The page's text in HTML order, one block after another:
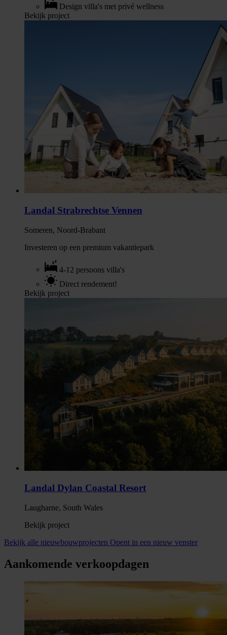
Design villa's met privé wellness
Bekijk project
Landal Strabrechtse Vennen
Someren, Noord-Brabant
Investeren op een premium vakantiepark
4-12 persoons villa's
Direct rendement!
Bekijk project
Landal Dylan Coastal Resort
Laugharne, South Wales
Bekijk project
Bekijk alle nieuwbouwprojecten Opent in een nieuw venster
Aankomende verkoopdagen